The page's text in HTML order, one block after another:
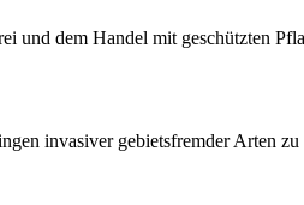
und dem Handel mit geschützten
invasiver gebietsfremder Arten